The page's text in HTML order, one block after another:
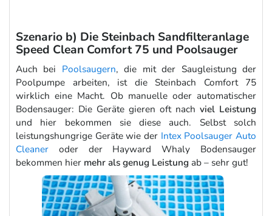
Szenario b) Die Steinbach Sandfilteranlage
Speed Clean Comfort 75 und Poolsauger
Auch bei Poolsaugern, die mit der Saugleistung der
Poolpumpe arbeiten, ist die Steinbach Comfort 75
wirklich eine Macht. Ob manuelle oder automatischer
Bodensauger: Die Geräte gieren oft nach viel Leistung
und hier bekommen sie diese auch. Selbst solch
leistungshungrige Geräte wie der Intex Poolsauger Auto
Cleaner oder der Hayward Whaly Bodensauger
bekommen hier mehr als genug Leistung ab – sehr gut!